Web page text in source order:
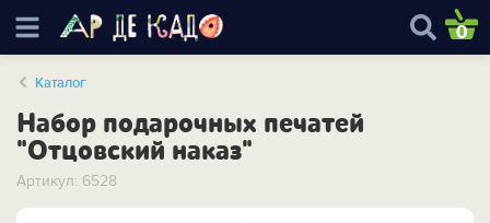
0
Каталог
Набор подарочных печатей
"Отцовский наказ"
Артикул: 6528